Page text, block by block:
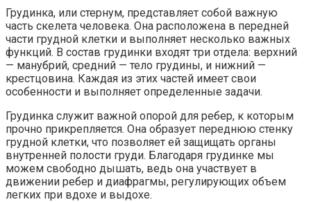
Грудинка, или стернум, представляет собой важную
часть скелета человека. Она расположена в передней
части грудной клетки и выполняет несколько важных
функций. В состав грудинки входят три отдела: верхний
— манубрий, средний — тело грудины, и нижний —
крестцовина. Каждая из этих частей имеет свои
особенности и выполняет определенные задачи.
Грудинка служит важной опорой для ребер, к которым
прочно прикрепляется. Она образует переднюю стенку
грудной клетки, что позволяет ей защищать органы
внутренней полости груди. Благодаря грудинке мы
можем свободно дышать, ведь она участвует в
движении ребер и диафрагмы, регулирующих объем
легких при вдохе и выдохе.